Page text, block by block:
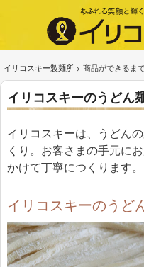
イリコスキー製麺所 > 商品ができるま
イリコスキーのうどん
イリコスキーは、うどん
くり。お客さまの手元に
かけて丁寧につくります。
イリコスキーのうど